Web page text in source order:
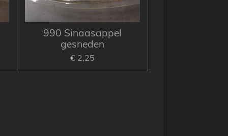
990 Sinaasappel
gesneden
€ 2,25